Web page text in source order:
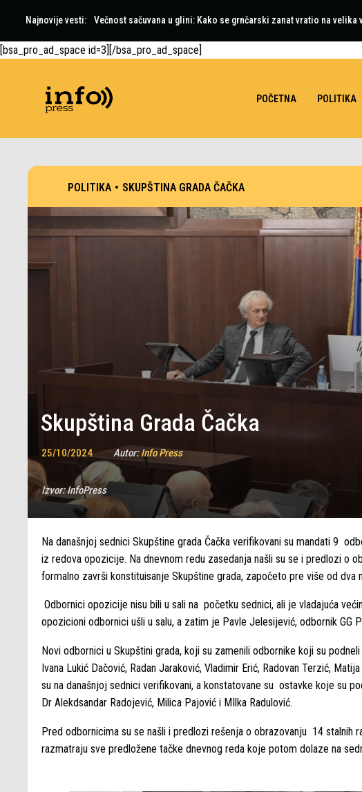
Najnovije vesti: Večnost sačuvana u glini: Kako se grnčarski zanat vratio na velika
[bsa_pro_ad_space id=3][/bsa_pro_ad_space]
POČETNA POLITIKA
POLITIKA • SKUPŠTINA GRADA ČAČKA
Skupština Grada Čačka
25/10/2024 Autor:Info Press
Izvor:InfoPress
Na današnjoj sednici Skupštine grada Čačka verifikovani su mandati 9
iz redova opozicije. Na dnevnom redu zasedanja našli su se i predlozi o
formalno završi konstituisanje Skupštine grada, započeto pre više od dva
Odbornici opozicije nisu bili u sali na početku sednici, ali je vladajuća
opozicioni odbornici ušli u salu, a zatim je Pavle Jelesijević, odbornik GG
Novi odbornici u Skupštini grada, koji su zamenili odbornike koji su
Ivana Lukić Dačović, Radan Jaraković, Vladimir Erić, Radovan Terzić,
su na današnjoj sednici verifikovani, a konstatovane su ostavke koje su
Dr Alekdsandar Radojević, Milica Pajović i MIlka Radulović.
Pred odbornicima su se našli i predlozi rešenja o obrazovanju 14 stalnih
razmatraju sve predložene tačke dnevnog reda koje potom dolaze na